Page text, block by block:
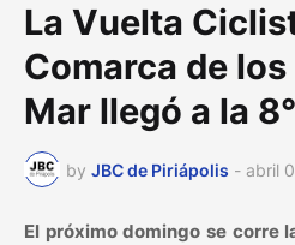
La Vuelta
Comarca de
Mar llegó a la
by JBC de Piriápolis - abril
El próximo domingo se corre